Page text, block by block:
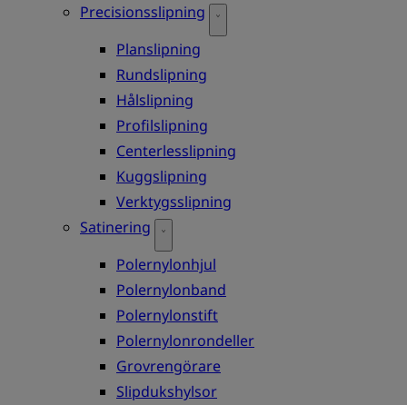
Precisionsslipning
Planslipning
Rundslipning
Hålslipning
Profilslipning
Centerlesslipning
Kuggslipning
Verktygsslipning
Satinering
Polernylonhjul
Polernylonband
Polernylonstift
Polernylonrondeller
Grovrengörare
Slipdukshylsor